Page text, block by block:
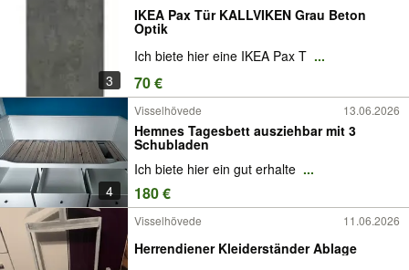
3
IKEA Pax Tür KALLVIKEN Grau Beton
Optik
Ich biete hier eine IKEA Pax T ...
70 €
4
Visselhövede 13.06.2026
Hemnes Tagesbett ausziehbar mit 3
Schubladen
Ich biete hier ein gut erhalte ...
180 €
Visselhövede 11.06.2026
Herrendiener Kleiderständer Ablage